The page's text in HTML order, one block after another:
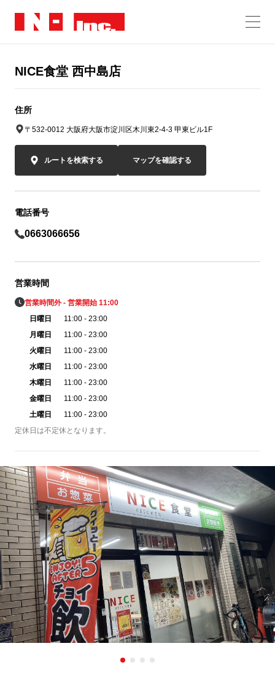
NICE食堂 西中島店
住所
〒532-0012 大阪府大阪市淀川区木川東2-4-3 甲東ビル1F
ルートを検索する マップを確認する
電話番号
0663066656
営業時間
営業時間外 - 営業開始 11:00
日曜日
11:00 - 23:00
月曜日
11:00 - 23:00
火曜日
11:00 - 23:00
水曜日
11:00 - 23:00
木曜日
11:00 - 23:00
金曜日
11:00 - 23:00
土曜日
11:00 - 23:00
定休日は不定休となります。